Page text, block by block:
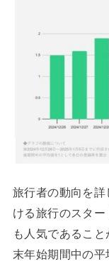
旅行者の動向を
ける旅行のスタ
も人気であるこ
末年始期間中の